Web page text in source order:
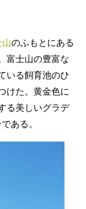
山のふもとにある
富士山の豊富な
いる飼育池のひ
けた。黄金色に
る美しいグラデ
ある。